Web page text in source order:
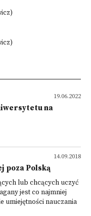
19.06.2022
na
14.09.2018
poza Polską
lub chcących uczyć
jest co najmniej
umiejętności nauczania